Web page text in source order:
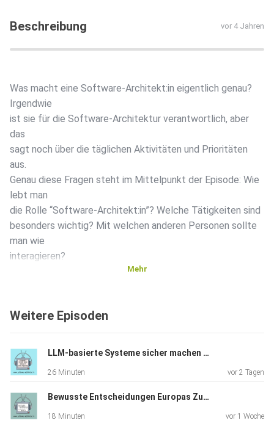
Beschreibung vor 4 Jahren
Was macht eine Software-Architekt:in eigentlich genau?
Irgendwie
ist sie für die Software-Architektur verantwortlich, aber
das
sagt noch über die täglichen Aktivitäten und Prioritäten
aus.
Genau diese Fragen steht im Mittelpunkt der Episode: Wie
lebt man
die Rolle “Software-Architekt:in”? Welche Tätigkeiten sind
besonders wichtig? Mit welchen anderen Personen sollte
man wie
interagieren?
Sketchnotes
Tweet mit Fragen von Zuschauer:innen
Episoden zu Architektur-Management
Mehr
Weitere Episoden
LLM-basierte Systeme sicher machen mit Sönke Magnussen
26 Minuten vor 2 Tagen
Bewusste Entscheidungen Europas Zukunft liegt in unseren Händen (TechRiders Summit Special)
18 Minuten vor 1 Woche